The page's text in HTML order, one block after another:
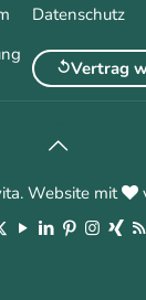
Datenschutz
Vertrag
Website mit